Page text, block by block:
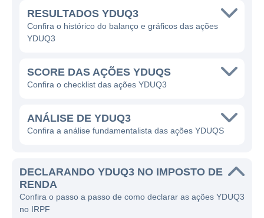
A YDUQS trabalha com o objetivo de tornar
a educação acessível a um número cada vez
dinheiro através da matrícula de alunos nos
seus diversos cursos e programas, contando
educação tradicional e modernidade,
utilizando tecnologias educacionais para
YDUQS tem desenvolvido programas que
atendem tanto o público que busca a
educação presencial quanto aqueles que
RESULTADOS YDUQ3
Confira o histórico do balanço e gráficos das ações
YDUQ3
SCORE DAS AÇÕES YDUQS
Confira o checklist das ações YDUQ3
ANÁLISE DE YDUQ3
Confira a análise fundamentalista das ações YDUQS
DECLARANDO YDUQ3 NO IMPOSTO DE
RENDA
Confira o passo a passo de como declarar as ações YDUQ3
no IRPF